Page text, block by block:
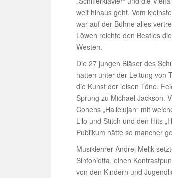
weit hinaus geht. Vom
war auf der Bühne alles
Löwen reichte den Beatles
Westen.
Die 27 jungen Bläser des
hatten unter der Leitung von
die Kunst der leisen Töne.
Sprung zu Michael Jackson.
Cohens „Hallelujah“ mit
Lilo und Stitch und den Hits
Publikum hätte so mancher
Musiklehrer Andrej Melik
Sinfonietta, einen
von den Kindern und